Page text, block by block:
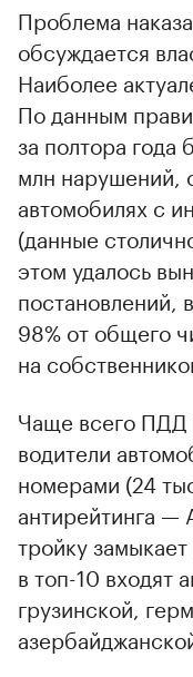
00:00 /
Проблема
обсуждается
Наиболее
По данным
за полтора года
млн нарушений,
автомобилях с
(данные
этом удалось
постановлений,
98% от общего
на
Чаще всего
водители
номерами (24
антирейтинга —
тройку
в топ-10 входят
грузинской,